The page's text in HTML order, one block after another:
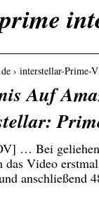
› interstellar-
Auf
… Bei
das Video
anschließend